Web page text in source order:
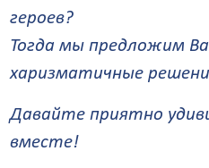
героев?
Тогда мы предложим
харизматичные
Давайте приятно
вместе!